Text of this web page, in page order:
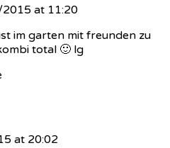
at 11:20
im garten mit freunden zu
total 🙂 lg
at 20:02